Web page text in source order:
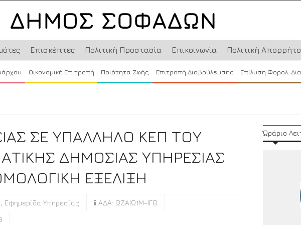
Επισκέπτες Πολιτική Προστασία Επικοινωνία Πολιτική
Οικονομική Επιτροπή Ποιότητα Ζωής Επιτροπή Διαβούλευσης Επίλυση Φορολ.
ΣΕ ΥΠΑΛΛΗΛΟ ΚΕΠ ΤΟΥ
ΔΗΜΟΣΙΑΣ ΥΠΗΡΕΣΙΑΣ
ΕΞΕΛΙΞΗ
Εφημερίδα Υπηρεσίας
ΑΔΑ: ΩΖΑΙΩ1Μ-ΙΓΘ
Ώράριο